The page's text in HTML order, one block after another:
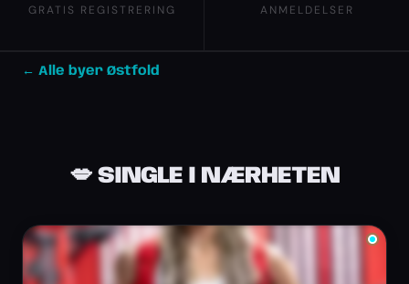
GRATIS REGISTRERING ANMELDELSER
← Alle byer Østfold
💋 SINGLE I NÆRHETEN